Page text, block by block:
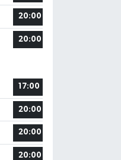
20:00
20:00
17:00
20:00
20:00
20:00